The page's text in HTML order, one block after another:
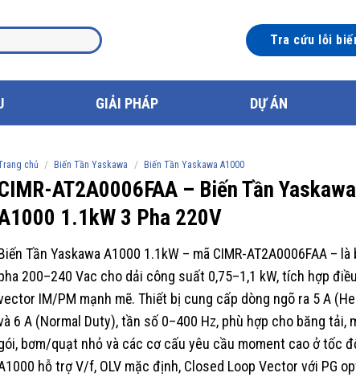
Tra cứu lỗi
GIẢI PHÁP DỰ ÁN
chủ / Biến Tần Yaskawa / Biến Tần Yaskawa A1000
AT2A0006FAA – Biến Tần Yaskawa
1.1kW 3 Pha 220V
Tần Yaskawa A1000 1.1kW – mã CIMR-AT2A0006FAA –
200–240 Vac cho dải công suất 0,75–1,1 kW, tích hợp
IM/PM mạnh mẽ. Thiết bị cung cấp dòng ngõ ra 5 A
6 A (Normal Duty), tần số 0–400 Hz, phù hợp cho băng tải,
bơm/quạt nhỏ và các cơ cấu yêu cầu moment cao ở tốc
hỗ trợ V/f, OLV mặc định, Closed Loop Vector với PG